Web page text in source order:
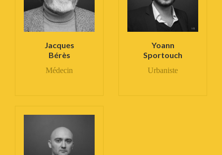
Jacques
Bérès
Médecin
Yoann
Sportouch
Urbaniste